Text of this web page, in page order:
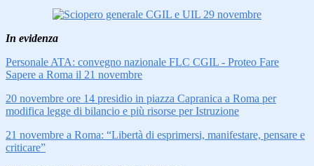
In evidenza
Personale ATA: convegno nazionale FLC CGIL - Proteo Fare
Sapere a Roma il 21 novembre
20 novembre ore 14 presidio in piazza Capranica a Roma per
modifica legge di bilancio e più risorse per Istruzione
21 novembre a Roma: “Libertà di esprimersi, manifestare, pensare e
criticare”